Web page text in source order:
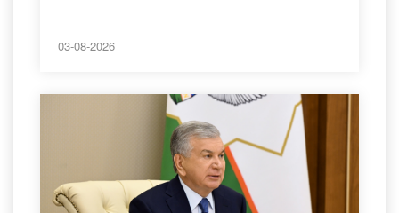
03-08-2026